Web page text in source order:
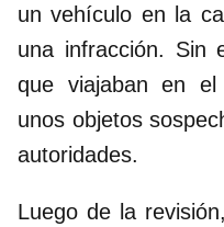
un vehículo en la
una infracción. Sin
que viajaban en
unos objetos
autoridades.
Luego de la